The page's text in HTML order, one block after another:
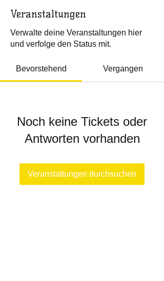
Veranstaltungen
Verwalte deine Veranstaltungen hier
und verfolge den Status mit.
Bevorstehend Vergangen
Noch keine Tickets oder
Antworten vorhanden
Veranstaltungen durchsuchen